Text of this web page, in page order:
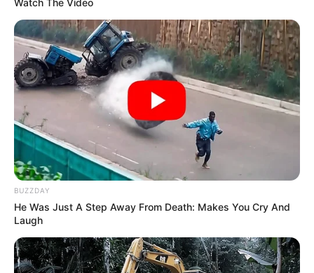
Watch The Video
BUZZDAY
He Was Just A Step Away From Death: Makes You Cry And
Laugh